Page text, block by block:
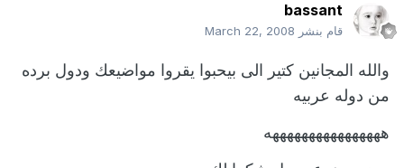
bassant
قام بنشر March 22, 2008
والله المجانين كتير الى بيحبوا يقروا مواضيعك ودول برده
من دوله عربيه
ههههههههههههههههه